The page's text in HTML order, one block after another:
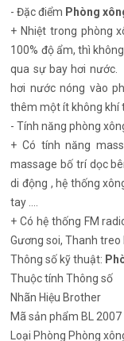
- Đặc điểm Phòng
+ Nhiệt trong phòng
100% độ ẩm, thì
qua sự bay hơi nước.
hơi nước nóng vào
thêm một ít không khí
- Tính năng phòng
+ Có tính năng
massage bố trí dọc
di động , hệ thống
tay ....
+ Có hệ thống FM
Gương soi, Thanh treo
Thông số kỹ thuật:
Thuộc tính Thông số
Nhãn Hiệu Brother
Mã sản phẩm BL 2007
Loại Phòng Phòng